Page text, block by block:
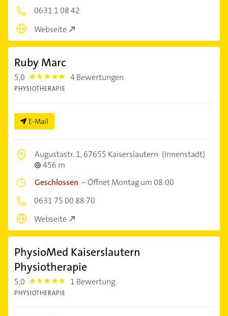
0631 1 08 42
Webseite
Ruby Marc
5,0 5.0 4 Bewertungen
PHYSIOTHERAPIE
E-Mail
Augustastr. 1,67655 Kaiserslautern (Innenstadt)
456 m
Geschlossen –Öffnet Montag um 08:00
0631 75 00 88 70
Webseite
PhysioMed Kaiserslautern
Physiotherapie
5,0 5.0 1 Bewertung
PHYSIOTHERAPIE